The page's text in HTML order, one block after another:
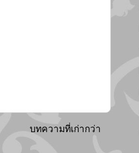
บทความที่เก่ากว่า